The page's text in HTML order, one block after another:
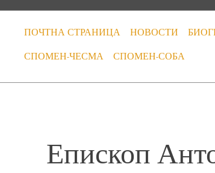
ПОЧТНА СТРАНИЦА НОВОСТИ
СПОМЕН-ЧЕСМА СПОМЕН-СОБА
Епископ